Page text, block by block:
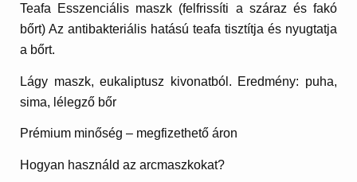
Teafa Esszenciális maszk (felfrissíti a száraz és fakó
bőrt) Az antibakteriális hatású teafa tisztítja és nyugtatja
a bőrt.
Lágy maszk, eukaliptusz kivonatból. Eredmény: puha,
sima, lélegző bőr
Prémium minőség – megfizethető áron
Hogyan használd az arcmaszkokat?